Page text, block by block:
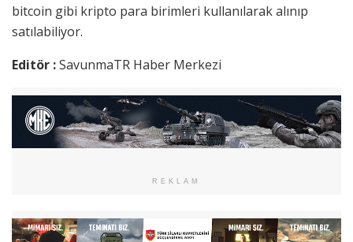
bitcoin gibi kripto para birimleri kullanılarak alınıp
satılabiliyor.
Editör :SavunmaTR Haber Merkezi
REKLAM